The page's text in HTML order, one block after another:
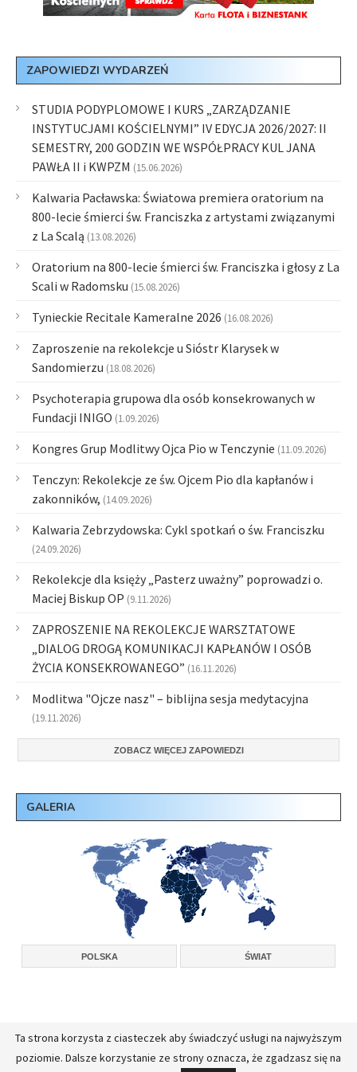
ZAPOWIEDZI WYDARZEŃ
STUDIA PODYPLOMOWE I KURS „ZARZĄDZANIE
INSTYTUCJAMI KOŚCIELNYMI” IV EDYCJA 2026/2027: II
SEMESTRY, 200 GODZIN WE WSPÓŁPRACY KUL JANA
PAWŁA II i KWPZM (15.06.2026)
Kalwaria Pacławska: Światowa premiera oratorium na
800-lecie śmierci św. Franciszka z artystami związanymi
z La Scalą (13.08.2026)
Oratorium na 800-lecie śmierci św. Franciszka i głosy z La
Scali w Radomsku (15.08.2026)
Tynieckie Recitale Kameralne 2026 (16.08.2026)
Zaproszenie na rekolekcje u Sióstr Klarysek w
Sandomierzu (18.08.2026)
Psychoterapia grupowa dla osób konsekrowanych w
Fundacji INIGO (1.09.2026)
Kongres Grup Modlitwy Ojca Pio w Tenczynie (11.09.2026)
Tenczyn: Rekolekcje ze św. Ojcem Pio dla kapłanów i
zakonników, (14.09.2026)
Kalwaria Zebrzydowska: Cykl spotkań o św. Franciszku
(24.09.2026)
Rekolekcje dla księży „Pasterz uważny” poprowadzi o.
Maciej Biskup OP (9.11.2026)
ZAPROSZENIE NA REKOLEKCJE WARSZTATOWE
„DIALOG DROGĄ KOMUNIKACJI KAPŁANÓW I OSÓB
ŻYCIA KONSEKROWANEGO” (16.11.2026)
Modlitwa "Ojcze nasz" – biblijna sesja medytacyjna
(19.11.2026)
ZOBACZ WIĘCEJ ZAPOWIEDZI
GALERIA
POLSKA ŚWIAT
Copyright © 2026, Konferencja Wyższych Przełożonych Zakonów Męskich w
Polsce.
Ta strona korzysta z ciasteczek aby świadczyć usługi na najwyższym
poziomie. Dalsze korzystanie ze strony oznacza, że zgadzasz się na